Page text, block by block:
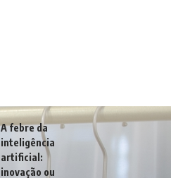
A febre da
inteligência
artificial:
inovação ou